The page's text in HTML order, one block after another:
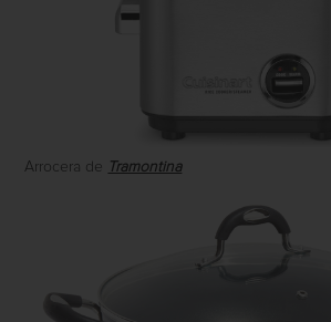
Arrocera de Tramontina